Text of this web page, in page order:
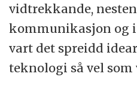
vidtrekkande,
kommunikasjon og
vart det spreidd
teknologi så vel som